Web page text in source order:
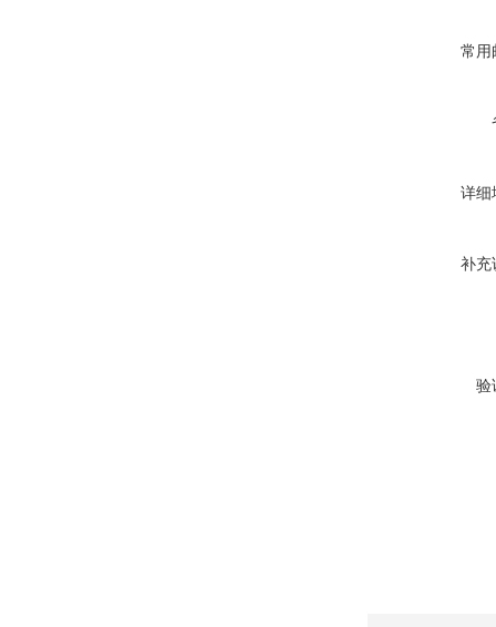
常用
详细
补充
验